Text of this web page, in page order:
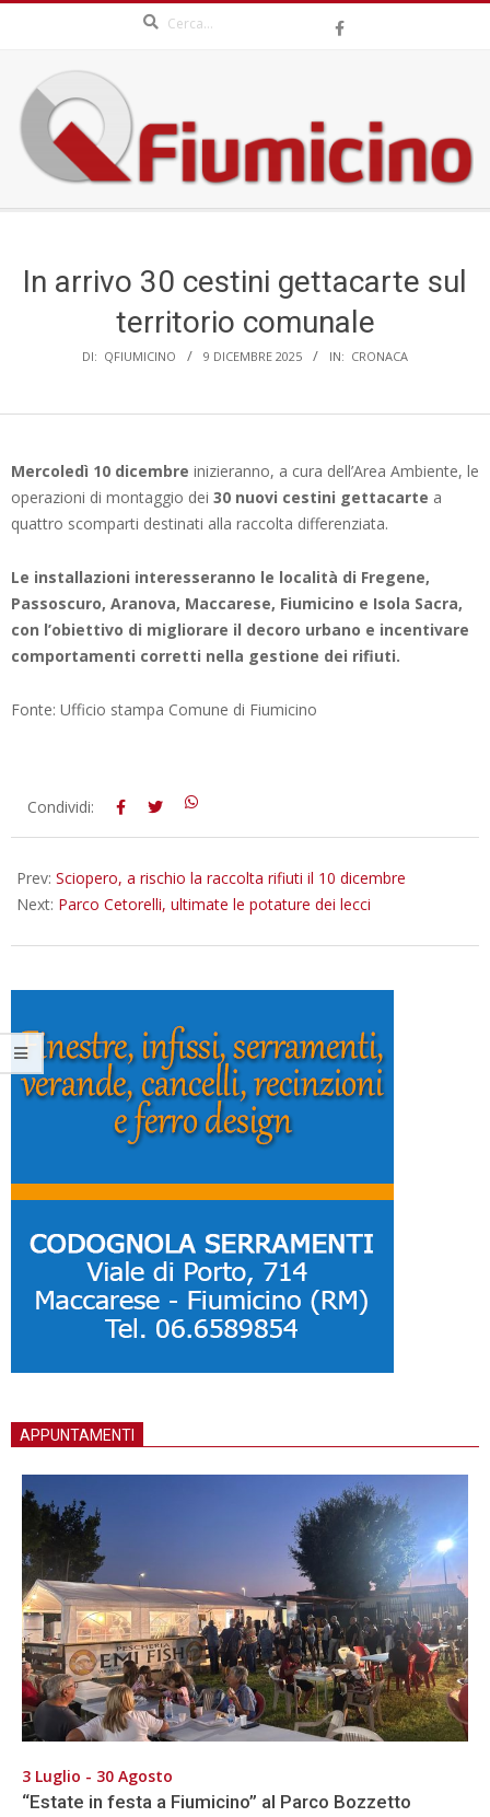
content
QFIUMICINO.COM
MenuIn arrivo 30 cestini gettacarte sul
territorio comunale
DI: QFIUMICINO 9 DICEMBRE 2025 IN: CRONACA
Mercoledì 10 dicembre inizieranno, a cura dell’Area Ambiente, le
operazioni di montaggio dei 30 nuovi cestini gettacarte a
quattro scomparti destinati alla raccolta differenziata.
Le installazioni interesseranno le località di Fregene,
Passoscuro, Aranova, Maccarese, Fiumicino e Isola Sacra,
con l’obiettivo di migliorare il decoro urbano e incentivare
comportamenti corretti nella gestione dei rifiuti.
Fonte: Ufficio stampa Comune di Fiumicino
2025-
Condividi:
Prev: Sciopero, a rischio la raccolta rifiuti il 10 dicembre
Next: Parco Cetorelli, ultimate le potature dei lecci
APPUNTAMENTI
3 Luglio - 30 Agosto
“Estate in festa a Fiumicino” al Parco Bozzetto